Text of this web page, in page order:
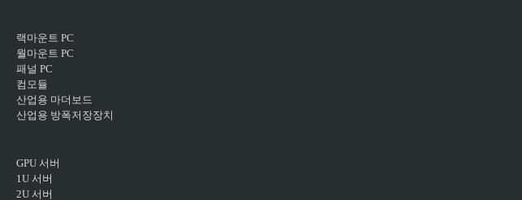
랙마운트 PC
월마운트 PC
패널 PC
컴모듈
산업용 마더보드
산업용 방폭저장장치
GPU 서버
1U 서버
2U 서버